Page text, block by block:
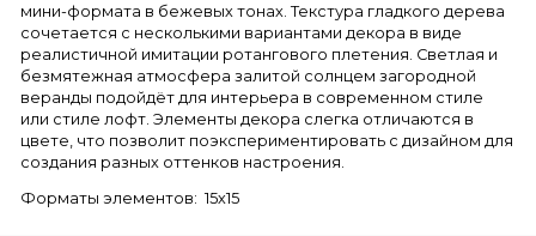
мини-формата в бежевых тонах. Текстура гладкого дерева
сочетается с несколькими вариантами декора в виде
реалистичной имитации ротангового плетения. Светлая и
безмятежная атмосфера залитой солнцем загородной
веранды подойдёт для интерьера в современном стиле
или стиле лофт. Элементы декора слегка отличаются в
цвете, что позволит поэкспериментировать с дизайном для
создания разных оттенков настроения.
Форматы элементов: 15х15